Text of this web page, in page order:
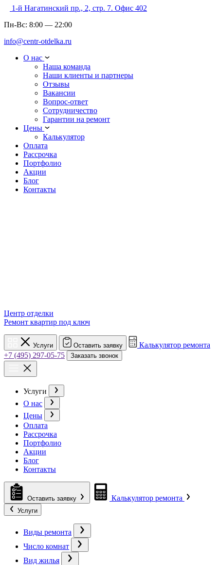
1-й Нагатинский пр., 2, стр. 7. Офис 402
Пн-Вс: 8:00 — 22:00
info@centr-otdelka.ru
О нас
Наша команда
Наши клиенты и партнеры
Отзывы
Вакансии
Вопрос-ответ
Сотрудничество
Гарантии на ремонт
Цены
Калькулятор
Оплата
Рассрочка
Портфолио
Акции
Блог
Контакты
Центр отделки
Ремонт квартир под ключ
Услуги Оставить заявку
Калькулятор ремонта
+7 (495) 297-05-75
Заказать звонок
Услуги
О нас
Цены
Оплата
Рассрочка
Портфолио
Акции
Блог
Контакты
Оставить заявку Калькулятор ремонта
Услуги
Виды ремонта
Число комнат
Вид жилья